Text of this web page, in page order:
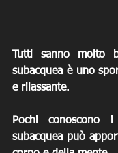
Tutti sanno molto
subacquea è uno
e rilassante.
Pochi conoscono
subacquea può